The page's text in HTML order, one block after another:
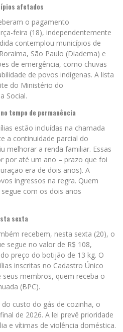
afetados
o pagamento
feira (18), independentemente
contemplou municípios de
São Paulo (Diadema) e
de emergência, como chuvas
de povos indígenas. A lista
do Ministério do
Social.
tempo de permanência
estão incluídas na chamada
a continuidade parcial do
melhorar a renda familiar. Essas
por até um ano – prazo que foi
era de dois anos). A
ingressos na regra. Quem
com os dois anos
sexta
recebem, nesta sexta (20), o
segue no valor de R$ 108,
preço do botijão de 13 kg. O
inscritas no Cadastro Único
membros, quem receba o
(BPC).
custo do gás de cozinha, o
de 2026. A lei prevê prioridade
e vítimas de violência doméstica.